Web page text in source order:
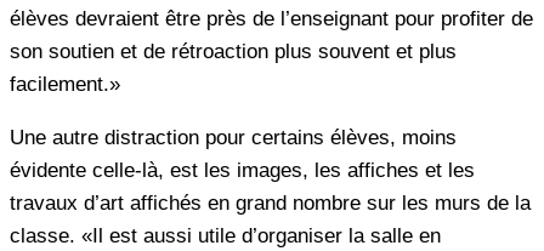
élèves devraient être près de l’enseignant pour profiter de
son soutien et de rétroaction plus souvent et plus
facilement.»
Une autre distraction pour certains élèves, moins
évidente celle-là, est les images, les affiches et les
travaux d’art affichés en grand nombre sur les murs de la
classe. «Il est aussi utile d’organiser la salle en